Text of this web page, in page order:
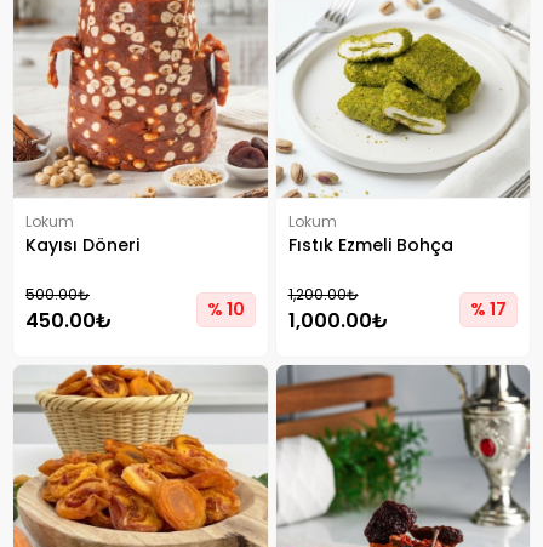
Lokum
Kayısı Döneri
500.00₺
450.00₺ % 10
Lokum
Fıstık Ezmeli Bohça
1,200.00₺
1,000.00₺ % 17